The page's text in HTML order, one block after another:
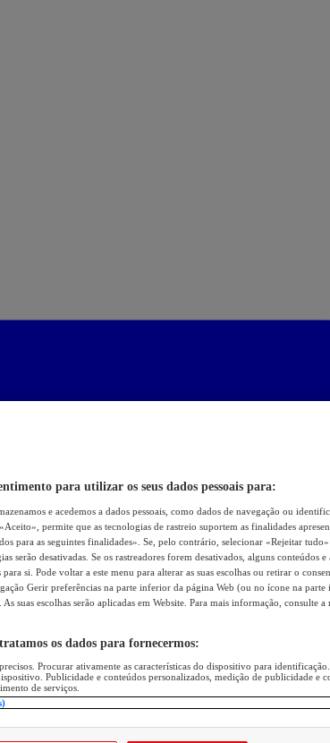
para utilizar os seus dados pessoais para:
e acedemos a dados pessoais, como dados de navegação ou
permite que as tecnologias de rastreio suportem as finalidades
para as seguintes finalidades». Se, pelo contrário, selecionar «Rejeitar
serão desativadas. Se os rastreadores forem desativados, alguns conteúdos
si. Pode voltar a este menu para alterar as suas escolhas ou retirar o
Gerir preferências na parte inferior da página Web (ou no ícone na
suas escolhas serão aplicadas em Website. Para mais informação, consulte a
os dados para fornecermos:
Procurar ativamente as características do dispositivo para
Publicidade e conteúdos personalizados, medição de publicidade e
de serviços.